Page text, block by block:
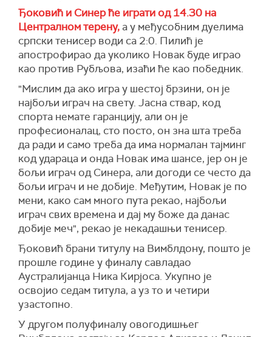
Ђоковић и Синер ће играти од 14.30 на
Централном терену, а у међусобним дуелима
српски тенисер води са 2:0. Пилић је
апострофирао да уколико Новак буде играо
као против Рубљова, изаћи ће као победник.
"Мислим да ако игра у шестој брзини, он је
најбољи играч на свету. Јасна ствар, код
спорта немате гаранцију, али он је
професионалац, сто посто, он зна шта треба
да ради и само треба да има нормалан тајминг
код удараца и онда Новак има шансе, јер он је
бољи играч од Синера, али догоди се често да
бољи играч и не добије. Међутим, Новак је по
мени, како сам много пута рекао, најбољи
играч свих времена и дај му боже да данас
добије меч", рекао је некадашњи тенисер.
Ђоковић брани титулу на Вимблдону, пошто је
прошле године у финалу савладао
Аустралијанца Ника Кирјоса. Укупно је
освојио седам титула, а уз то и четири
узастопно.
У другом полуфиналу овогодишњег